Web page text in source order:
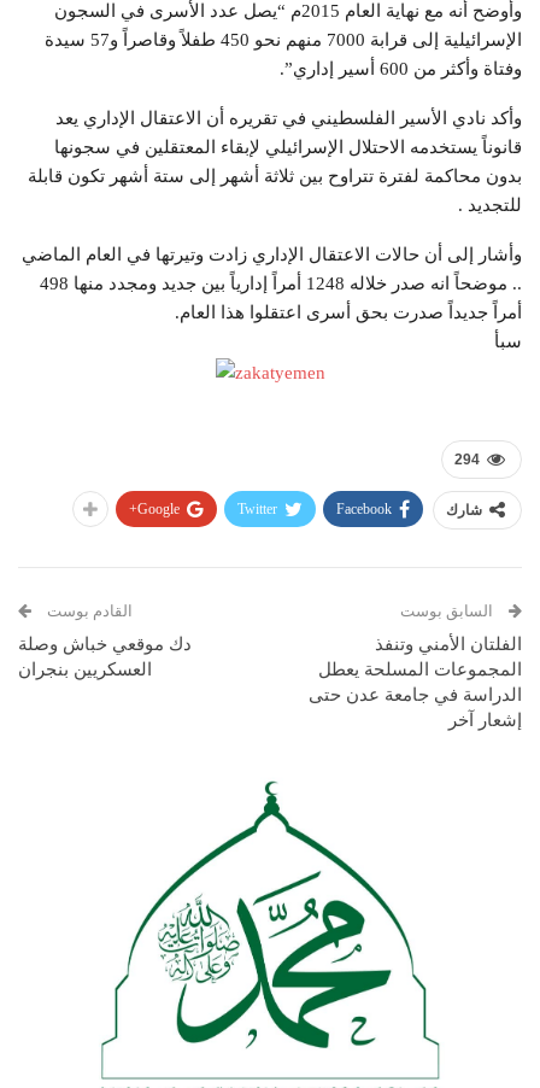
وأوضح أنه مع نهاية العام 2015م “يصل عدد الأسرى في السجون
الإسرائيلية إلى قرابة 7000 منهم نحو 450 طفلاً وقاصراً و57 سيدة
وفتاة وأكثر من 600 أسير إداري”.
وأكد نادي الأسير الفلسطيني في تقريره أن الاعتقال الإداري يعد
قانوناً يستخدمه الاحتلال الإسرائيلي لإبقاء المعتقلين في سجونها
بدون محاكمة لفترة تتراوح بين ثلاثة أشهر إلى ستة أشهر تكون قابلة
للتجديد .
وأشار إلى أن حالات الاعتقال الإداري زادت وتيرتها في العام الماضي
.. موضحاً انه صدر خلاله 1248 أمراً إدارياً بين جديد ومجدد منها 498
أمراً جديداً صدرت بحق أسرى اعتقلوا هذا العام.
سبأ
294
شارك Facebook
Twitter
Google+
السابق بوست
الفلتان الأمني وتنفذ
المجموعات المسلحة يعطل
الدراسة في جامعة عدن حتى
إشعار آخر
القادم بوست
دك موقعي خباش وصلة
العسكريين بنجران